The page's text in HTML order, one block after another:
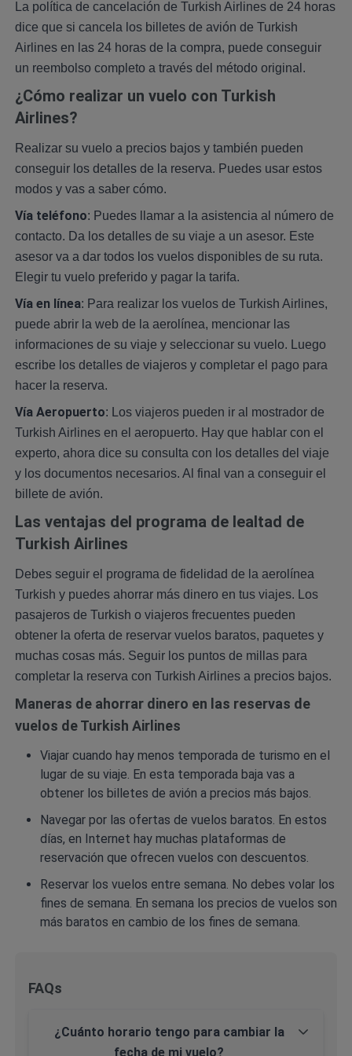
La política de cancelación de Turkish Airlines de 24 horas
dice que si cancela los billetes de avión de Turkish
Airlines en las 24 horas de la compra, puede conseguir
un reembolso completo a través del método original.
¿Cómo realizar un vuelo con Turkish
Airlines?
Realizar su vuelo a precios bajos y también pueden
conseguir los detalles de la reserva. Puedes usar estos
modos y vas a saber cómo.
Vía teléfono: Puedes llamar a la asistencia al número de
contacto. Da los detalles de su viaje a un asesor. Este
asesor va a dar todos los vuelos disponibles de su ruta.
Elegir tu vuelo preferido y pagar la tarifa.
Vía en línea: Para realizar los vuelos de Turkish Airlines,
puede abrir la web de la aerolínea, mencionar las
informaciones de su viaje y seleccionar su vuelo. Luego
escribe los detalles de viajeros y completar el pago para
hacer la reserva.
Vía Aeropuerto: Los viajeros pueden ir al mostrador de
Turkish Airlines en el aeropuerto. Hay que hablar con el
experto, ahora dice su consulta con los detalles del viaje
y los documentos necesarios. Al final van a conseguir el
billete de avión.
Las ventajas del programa de lealtad de
Turkish Airlines
Debes seguir el programa de fidelidad de la aerolínea
Turkish y puedes ahorrar más dinero en tus viajes. Los
pasajeros de Turkish o viajeros frecuentes pueden
obtener la oferta de reservar vuelos baratos, paquetes y
muchas cosas más. Seguir los puntos de millas para
completar la reserva con Turkish Airlines a precios bajos.
Maneras de ahorrar dinero en las reservas de
vuelos de Turkish Airlines
Viajar cuando hay menos temporada de turismo en el
lugar de su viaje. En esta temporada baja vas a
obtener los billetes de avión a precios más bajos.
Navegar por las ofertas de vuelos baratos. En estos
días, en Internet hay muchas plataformas de
reservación que ofrecen vuelos con descuentos.
Reservar los vuelos entre semana. No debes volar los
fines de semana. En semana los precios de vuelos son
más baratos en cambio de los fines de semana.
FAQs
¿Cuánto horario tengo para cambiar la
fecha de mi vuelo?